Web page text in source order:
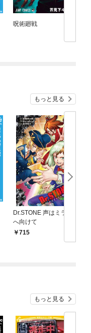
呪術廻戦
もっと見る
Dr.STONE 声はミライ
へ向けて
715
もっと見る